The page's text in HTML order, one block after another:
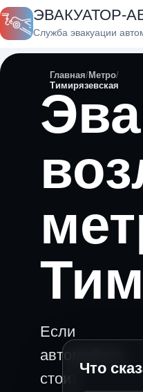
ЭВАКУАТОР-
Служба эвакуации
Главная Метро
Тимирязевская
Если
автомобиль
стоит
Что